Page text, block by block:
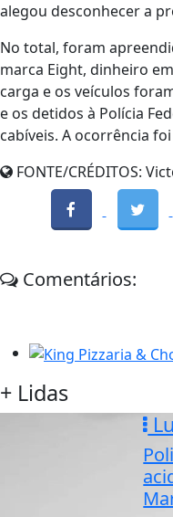
alegou desconhecer a
No total, foram
marca Eight, dinheiro
carga e os veículos
e os detidos à Polícia
cabíveis. A ocorrência
FONTE/CRÉDITOS:
Comentários:
+ Lidas